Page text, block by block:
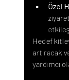
Özel
Hedef
artıracak
yardımcı